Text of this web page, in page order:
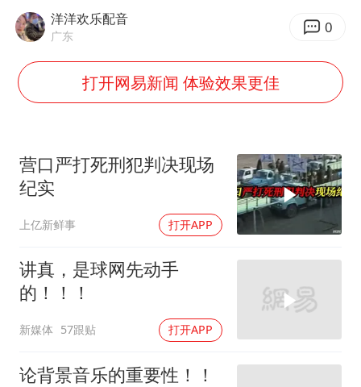
周星驰妈妈现身香港首映礼
上海地铁4条线路全线停运
费大厨口号更改 不再宣传小炒肉大王
56岁刘奕君跟13岁女儿合跳
从科技创新看开局起步的时与势
洋洋欢乐配音
广东 0
打开网易新闻 体验效果更佳
营口严打死刑犯判决现场
纪实
上亿新鲜事 打开APP
讲真，是球网先动手
的！！！
新媒体 57跟贴 打开APP
论背景音乐的重要性！！